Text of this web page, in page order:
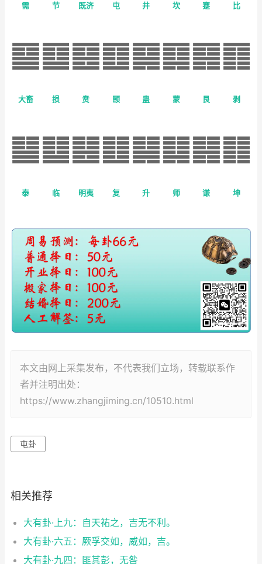
需 节 既济 屯 井 坎 蹇 比
大畜 损 贲 颐 蛊 蒙 艮 剥
泰 临 明夷 复 升 师 谦 坤
本文由网上采集发布，不代表我们立场，转载联系作
者并注明出处：
https://www.zhangjiming.cn/10510.html
屯卦
相关推荐
大有卦·上九：自天祐之，吉无不利。
大有卦·六五：厥孚交如，威如，吉。
大有卦·九四：匪其彭，无咎